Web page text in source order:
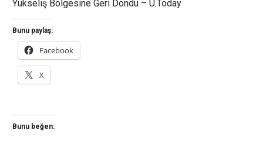
Yükseliş Bölgesine Geri Döndü – U.Today
Bunu paylaş:
Facebook
X
Bunu beğen: